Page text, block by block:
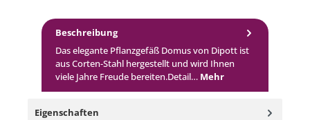
Beschreibung
Das elegante Pflanzgefäß Domus von Dipott ist
aus Corten-Stahl hergestellt und wird Ihnen
viele Jahre Freude bereiten.Detail… Mehr
Eigenschaften